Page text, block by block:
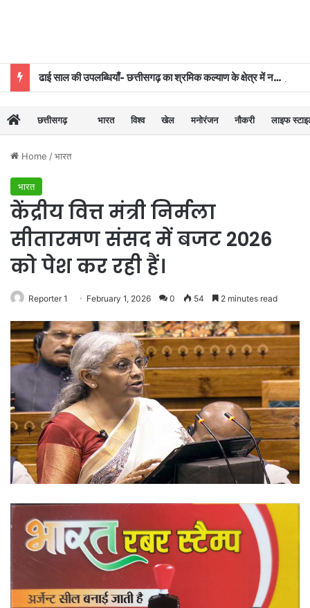
ढाई साल की उपलब्धियाँ- छत्तीसगढ़ का श्रमिक कल्याण के क्षेत्र में नई पहचान
छत्तीसगढ़ भारत विश्व खेल मनोरंजन नौकरी लाइफ
Home /भारत
भारत
केंद्रीय वित्त मंत्री निर्मला
सीतारमण संसद में बजट 2026
को पेश कर रही हैं।
Reporter 1 February 1, 2026 0 54 2 minutes read